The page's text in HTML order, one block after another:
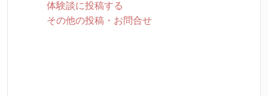
体験談に投稿する
その他の投稿・お問合せ